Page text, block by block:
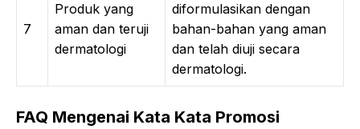
7
Produk yang
aman dan teruji
dermatologi
diformulasikan dengan
bahan-bahan yang aman
dan telah diuji secara
dermatologi.
FAQ Mengenai Kata Kata Promosi